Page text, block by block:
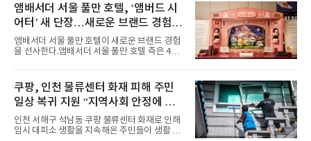
력을 앞세워 매 무대 색다른 볼거리를 선사했다.
특히 화사한 파스텔 톤의 비치웨어부터 청량한
마린룩, 햇살 아래 반짝이는 물결을 연상시키는
스커트, 강렬한 붉은 계열의 스타일링까지 각기
다른 매력을 선보였다. 브브걸은 다채로운 여름
패션을 완벽하게 소화하며 보
앰배서더 서울 풀만 호텔, ‘앰버드 시
어터’ 새 단장…새로운 브랜드 경험 선
사
앰배서더 서울 풀만 호텔이 새로운 브랜드 경험
을 선사한다.앰배서더 서울 풀만 호텔 측은 4일
이야기를 담은 인형 극장 콘셉트의 공간 ‘앰버드
시어터(Ambird Theater)’를 새롭게 선보인
다”고 밝혔다.앰배서더 서울 풀만 호텔은 로비
한편에 마련된 앰버드 존을 통해 앰버드의 세계
관을 소개해왔다. 앰버드 존은 앰버드가 우주여
행 중 수집한 다양한 굿즈를 전시한 '앰버드 플래
닛(Ambird Planet)과 계절별 플라워 연출로 사
쿠팡, 인천 물류센터 화재 피해 주민
일상 복귀 지원 “지역사회 안정에 총
력”
인천 서해구 석남동 쿠팡 물류센터 화재로 인해
임시 대피소 생활을 지속해온 주민들이 생활 터